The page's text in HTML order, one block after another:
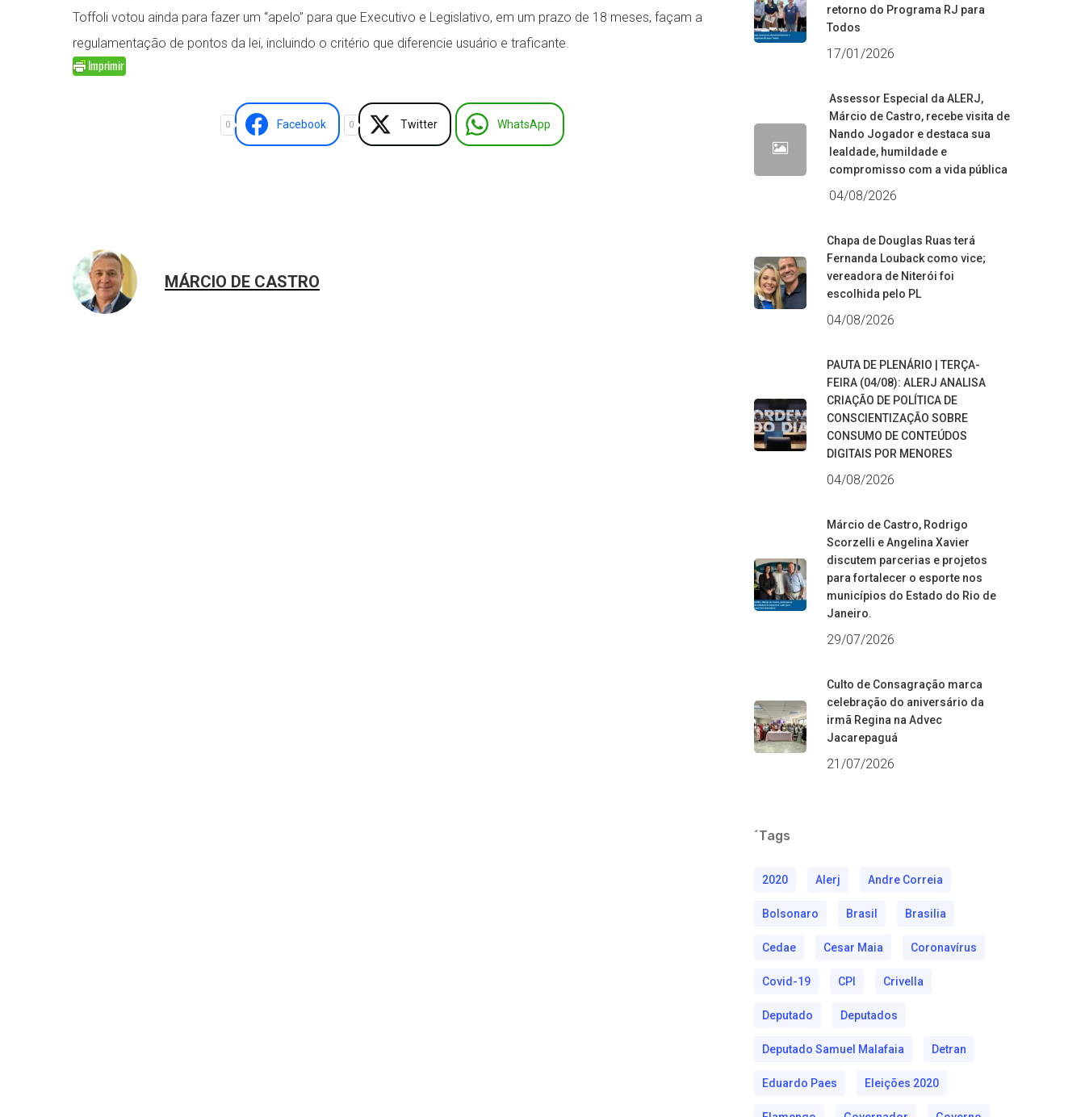
Toffoli votou ainda para fazer um “apelo” para que Executivo e Legislativo, em um prazo de 18 meses, façam a
regulamentação de pontos da lei, incluindo o critério que diferencie usuário e traficante.
0 Facebook 0 Twitter WhatsApp
MÁRCIO DE CASTRO
retorno do Programa RJ para
Todos
17/01/2026
Assessor Especial da ALERJ,
Márcio de Castro, recebe visita de
Nando Jogador e destaca sua
lealdade, humildade e
compromisso com a vida pública
04/08/2026
Chapa de Douglas Ruas terá
Fernanda Louback como vice;
vereadora de Niterói foi
escolhida pelo PL
04/08/2026
PAUTA DE PLENÁRIO | TERÇA-
FEIRA (04/08): ALERJ ANALISA
CRIAÇÃO DE POLÍTICA DE
CONSCIENTIZAÇÃO SOBRE
CONSUMO DE CONTEÚDOS
DIGITAIS POR MENORES
04/08/2026
Márcio de Castro, Rodrigo
Scorzelli e Angelina Xavier
discutem parcerias e projetos
para fortalecer o esporte nos
municípios do Estado do Rio de
Janeiro.
29/07/2026
Culto de Consagração marca
celebração do aniversário da
irmã Regina na Advec
Jacarepaguá
21/07/2026
´Tags
2020 Alerj Andre Correia
Bolsonaro Brasil Brasilia
Cedae Cesar Maia Coronavírus
Covid-19 CPI Crivella
Deputado Deputados
Deputado Samuel Malafaia Detran
Eduardo Paes Eleições 2020